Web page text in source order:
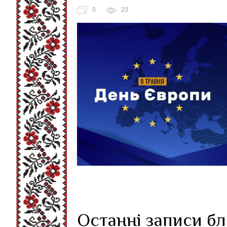
0 23